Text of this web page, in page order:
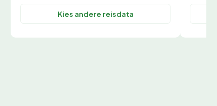
Kies andere reisdata